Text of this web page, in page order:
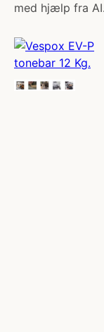
med hjælp fra AI.